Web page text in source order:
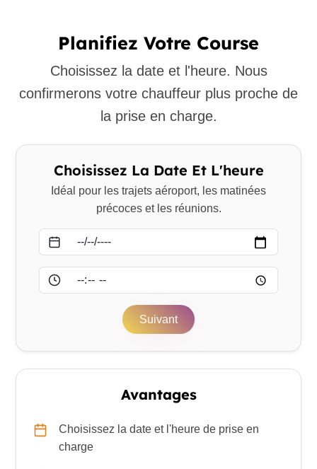
Planifiez Votre Course
Choisissez la date et l'heure. Nous
confirmerons votre chauffeur plus proche de
la prise en charge.
Choisissez La Date Et L'heure
Idéal pour les trajets aéroport, les matinées
précoces et les réunions.
Suivant
Avantages
Choisissez la date et l'heure de prise en
charge